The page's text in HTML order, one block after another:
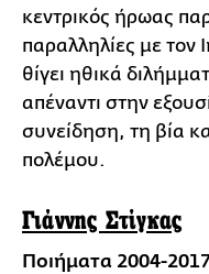
κεντρικός ήρωας
παραλληλίες με
θίγει ηθικά
απέναντι στην
συνείδηση, τη βία
πολέμου.
Γιάννης Στίγκας
Ποιήματα 2004-